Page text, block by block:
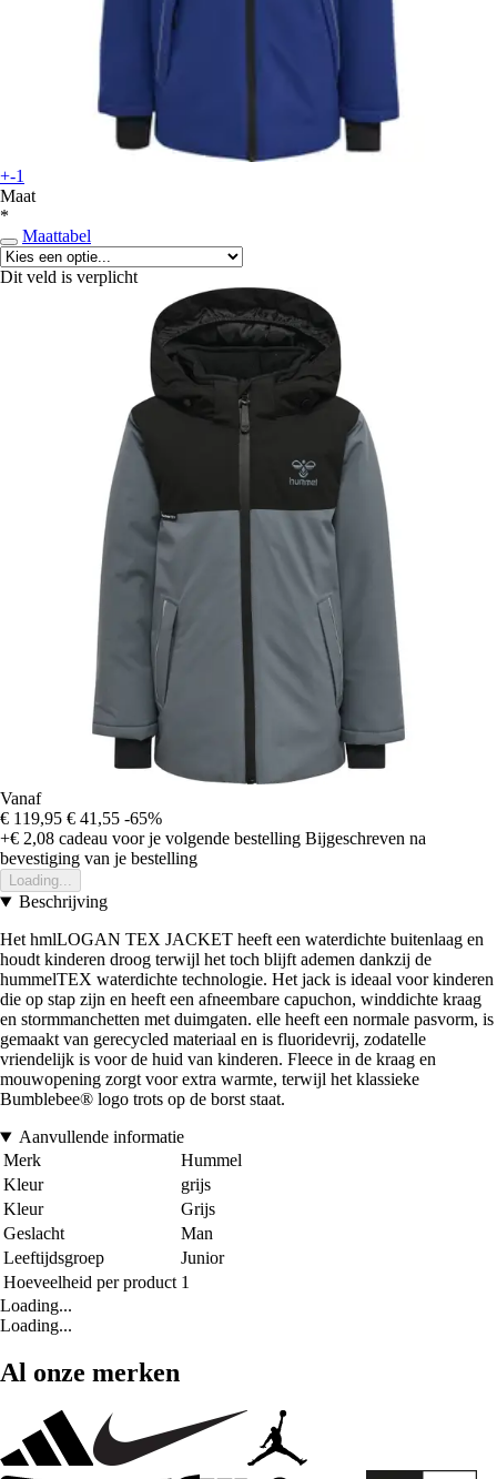
+-1
Maat
*
Maattabel
Dit veld is verplicht
Vanaf
€ 119,95 € 41,55 -65%
+€ 2,08 cadeau voor je volgende bestelling Bijgeschreven na
bevestiging van je bestelling
Loading...
Beschrijving
Het hmlLOGAN TEX JACKET heeft een waterdichte buitenlaag en
houdt kinderen droog terwijl het toch blijft ademen dankzij de
hummelTEX waterdichte technologie. Het jack is ideaal voor kinderen
die op stap zijn en heeft een afneembare capuchon, winddichte kraag
en stormmanchetten met duimgaten. elle heeft een normale pasvorm, is
gemaakt van gerecycled materiaal en is fluoridevrij, zodatelle
vriendelijk is voor de huid van kinderen. Fleece in de kraag en
mouwopening zorgt voor extra warmte, terwijl het klassieke
Bumblebee® logo trots op de borst staat.
Aanvullende informatie
Merk
Hummel
Kleur
grijs
Kleur
Grijs
Geslacht
Man
Leeftijdsgroep
Junior
Hoeveelheid per product 1
Loading...
Loading...
Al onze merken